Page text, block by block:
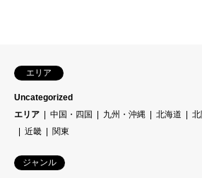
エリア
Uncategorized
エリア
中国・四国 九州・沖縄 北海道 北
近畿
関東
ジャンル